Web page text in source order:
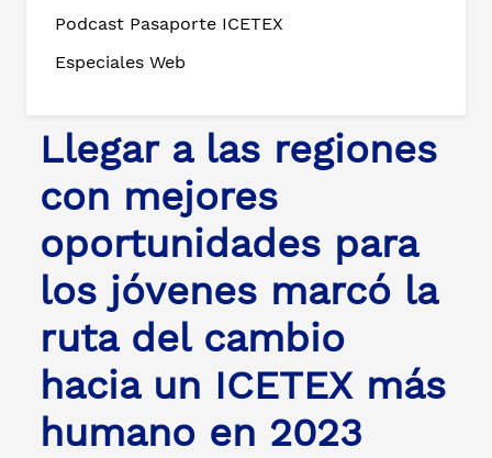
Podcast Pasaporte ICETEX
Especiales Web
Llegar a las regiones
con mejores
oportunidades para
los jóvenes marcó la
ruta del cambio
hacia un ICETEX más
humano en 2023